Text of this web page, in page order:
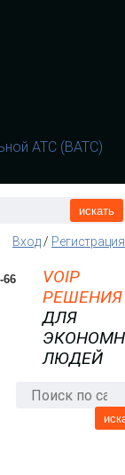
АТС (ВАТС)
искать
Вход/ Регистрация
66
VOIP
РЕШЕНИЯ
ДЛЯ
ЛЮДЕЙ